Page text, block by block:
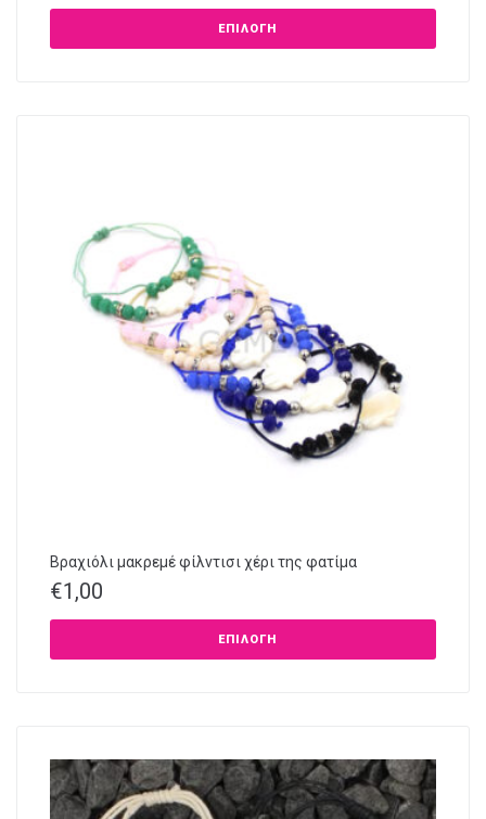
ΕΠΙΛΟΓΉ
Βραχιόλι μακρεμέ φίλντισι χέρι της φατίμα
€1,00
ΕΠΙΛΟΓΉ